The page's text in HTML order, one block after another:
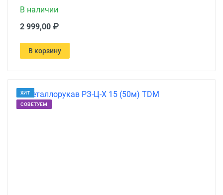
В наличии
2 999,00 ₽
В корзину
ХИТ
СОВЕТУЕМ